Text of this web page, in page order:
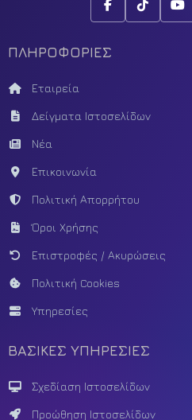
ΠΛΗΡΟΦΟΡΙΕΣ
Εταιρεία
Δείγματα Ιστοσελίδων
Νέα
Επικοινωνία
Πολιτική Απορρήτου
Όροι Χρήσης
Επιστροφές / Ακυρώσεις
Πολιτική Cookies
Υπηρεσίες
ΒΑΣΙΚΕΣ ΥΠΗΡΕΣΙΕΣ
Σχεδίαση Ιστοσελίδων
Προώθηση Ιστοσελίδων